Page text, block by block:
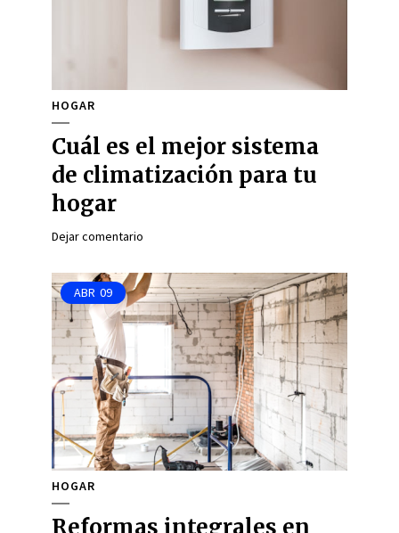
HOGAR
Cuál es el mejor sistema
de climatización para tu
hogar
Dejar comentario
ABR 09
HOGAR
Reformas integrales en